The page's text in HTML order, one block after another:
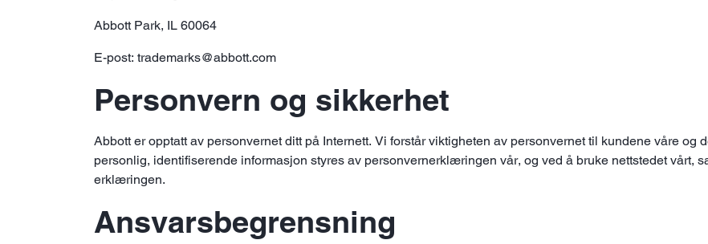
Abbott Park, IL 60064
E-post: trademarks@abbott.com
Personvern og sikkerhet
Abbott er opptatt av personvernet ditt på Internett. Vi forstår viktigheten av personvernet til kundene våre og
personlig, identifiserende informasjon styres av personvernerklæringen vår, og ved å bruke nettstedet vårt,
erklæringen.
Ansvarsbegrensning